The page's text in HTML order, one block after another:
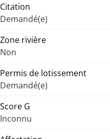
Citation
Demandé(e)
Zone rivière
Non
Permis de lotissement
Demandé(e)
Score G
Inconnu